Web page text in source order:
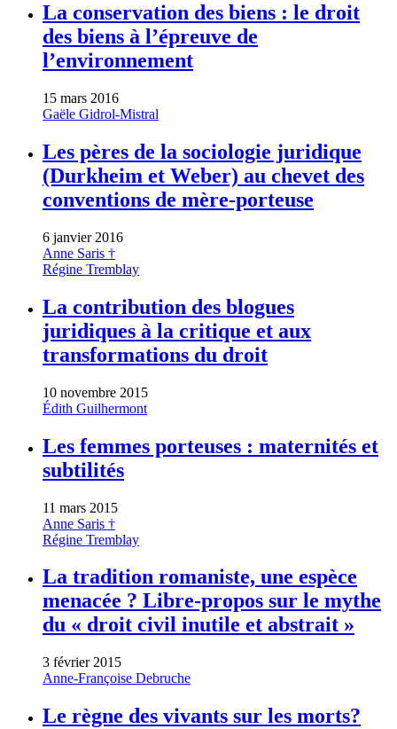
La conservation des biens : le droit
des biens à l’épreuve de
l’environnement
15 mars 2016
Gaële Gidrol-Mistral
Les pères de la sociologie juridique
(Durkheim et Weber) au chevet des
conventions de mère-porteuse
6 janvier 2016
Anne Saris †
Régine Tremblay
La contribution des blogues
juridiques à la critique et aux
transformations du droit
10 novembre 2015
Édith Guilhermont
Les femmes porteuses : maternités et
subtilités
11 mars 2015
Anne Saris †
Régine Tremblay
La tradition romaniste, une espèce
menacée ? Libre-propos sur le mythe
du « droit civil inutile et abstrait »
3 février 2015
Anne-Françoise Debruche
Le règne des vivants sur les morts?